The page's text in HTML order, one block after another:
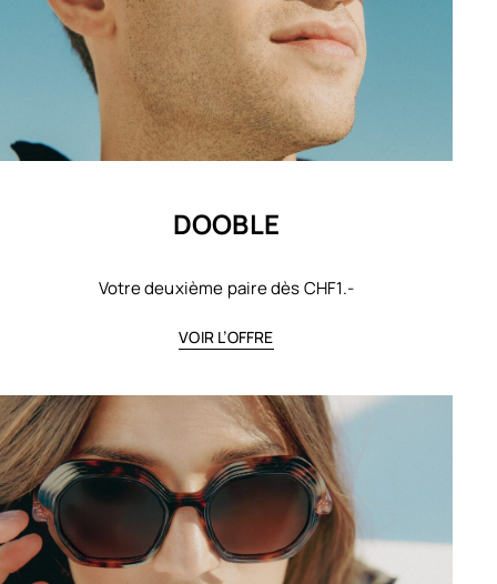
DOOBLE
Votre deuxième paire dès CHF1.-
VOIR L’OFFRE